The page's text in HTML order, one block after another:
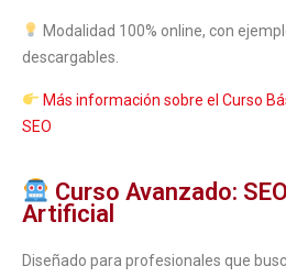
Modalidad 100% online, con
descargables.
Más información sobre el Curso
SEO
Curso Avanzado:
Artificial
Diseñado para profesionales que